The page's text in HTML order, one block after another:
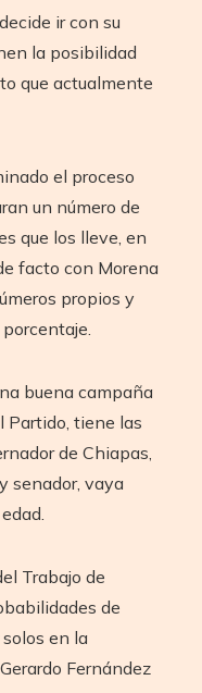
ir con su
la posibilidad
que actualmente
el proceso
un número de
que los lleve, en
facto con Morena
propios y
buena campaña
Partido, tiene las
de Chiapas,
senador, vaya
Trabajo de
de
en la
Fernández